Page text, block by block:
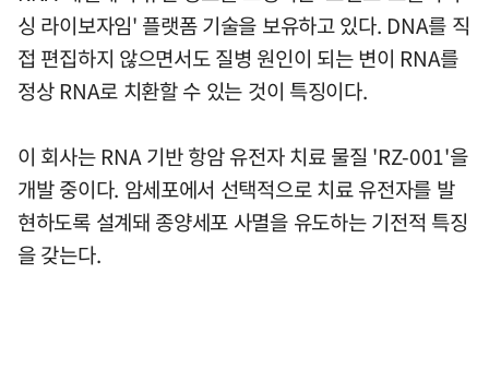
싱 라이보자임' 플랫폼 기술을 보유하고 있다. DNA를 직
접 편집하지 않으면서도 질병 원인이 되는 변이 RNA를
정상 RNA로 치환할 수 있는 것이 특징이다.
이 회사는 RNA 기반 항암 유전자 치료 물질 'RZ-001'을
개발 중이다. 암세포에서 선택적으로 치료 유전자를 발
현하도록 설계돼 종양세포 사멸을 유도하는 기전적 특징
을 갖는다.